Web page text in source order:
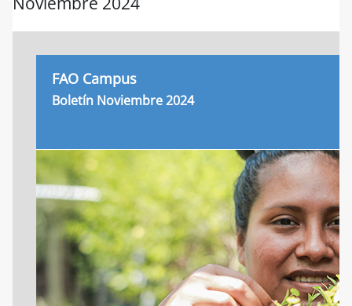
FAO Campus
Boletín Noviembre 2024